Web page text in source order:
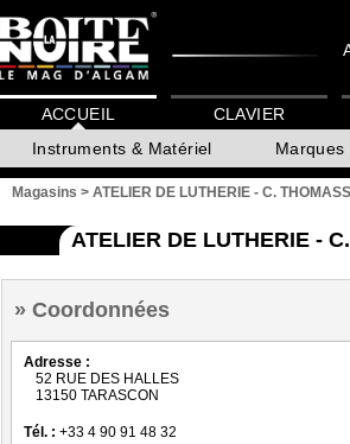
ACCUEIL
Instruments & Matériel
Marques
CLAVIER
Magasins > ATELIER DE LUTHERIE - C.
ATELIER DE LUTHERIE -
Coordonnées
Adresse :
52 RUE DES HALLES
13150 TARASCON
Tél. : +33 4 90 91 48 32